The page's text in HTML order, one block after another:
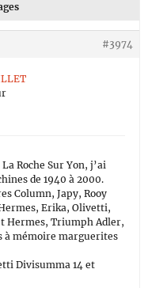
#3974
Roche Sur Yon, j’ai
de 1940 à 2000.
Column, Japy, Rooy
Erika, Olivetti,
Hermes, Triumph Adler,
à mémoire marguerites
Divisumma 14 et